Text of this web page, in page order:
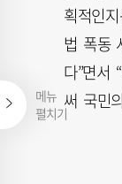
메뉴
펼치기
획적인
법 폭동
다”면서
써 국민